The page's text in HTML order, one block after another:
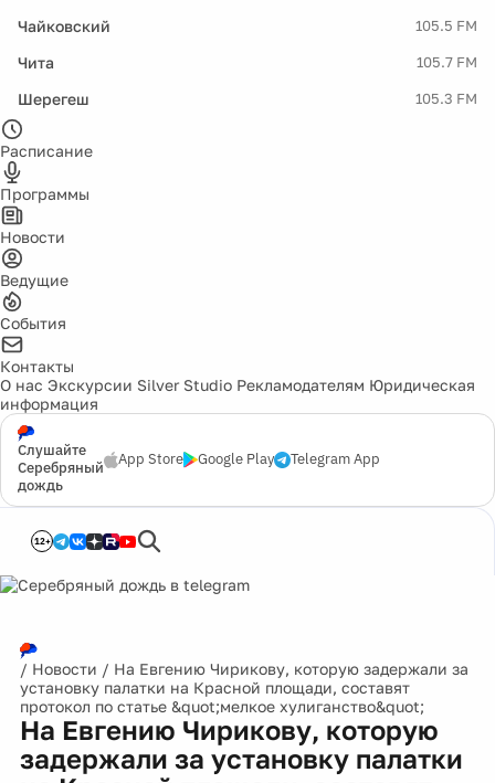
Чайковский 105.5 FM
Чита 105.7 FM
Шерегеш 105.3 FM
Расписание
Программы
Новости
Ведущие
События
Контакты
О нас Экскурсии Silver Studio Рекламодателям Юридическая
информация
Слушайте
Серебряный
дождь
App Store Google Play Telegram App
12+
/ Новости / На Евгению Чирикову, которую задержали за
установку палатки на Красной площади, составят
протокол по статье &quot;мелкое хулиганство&quot;
На Евгению Чирикову, которую
задержали за установку палатки